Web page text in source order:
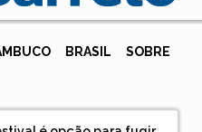
BRASIL SOBRE